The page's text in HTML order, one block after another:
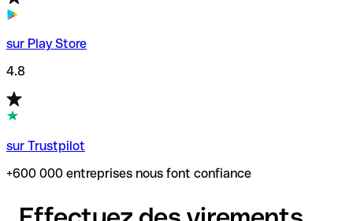
sur Play Store
4.8
sur Trustpilot
+600 000 entreprises nous font confiance